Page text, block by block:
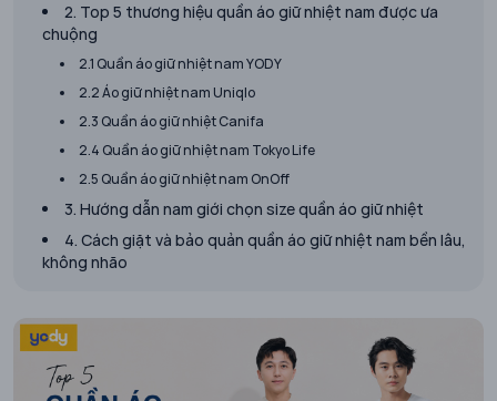
2. Top 5 thương hiệu quần áo giữ nhiệt nam được ưa
chuộng
2.1 Quần áo giữ nhiệt nam YODY
2.2 Áo giữ nhiệt nam Uniqlo
2.3 Quần áo giữ nhiệt Canifa
2.4 Quần áo giữ nhiệt nam Tokyo Life
2.5 Quần áo giữ nhiệt nam OnOff
3. Hướng dẫn nam giới chọn size quần áo giữ nhiệt
4. Cách giặt và bảo quản quần áo giữ nhiệt nam bền lâu,
không nhão